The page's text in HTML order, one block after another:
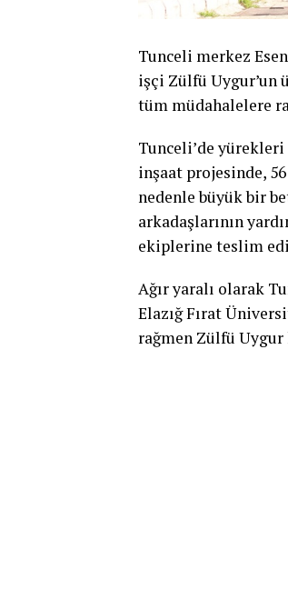
Tunceli merkez
işçi Zülfü Uygur’un
tüm müdahalelere
Tunceli’de yürekleri
inşaat projesinde,
nedenle büyük bir
arkadaşlarının
ekiplerine teslim
Ağır yaralı olarak
Elazığ Fırat
rağmen Zülfü Uygur